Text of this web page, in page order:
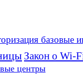
базовые
Закон о Wi-
центры